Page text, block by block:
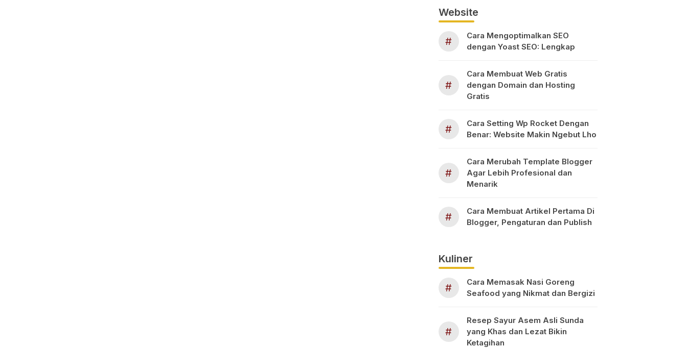
Website
#
Cara Mengoptimalkan SEO
dengan Yoast SEO: Lengkap
#
Cara Membuat Web Gratis
dengan Domain dan Hosting
Gratis
#
Cara Setting Wp Rocket Dengan
Benar: Website Makin Ngebut Lho
#
Cara Merubah Template Blogger
Agar Lebih Profesional dan
Menarik
#
Cara Membuat Artikel Pertama Di
Blogger, Pengaturan dan Publish
Kuliner
#
Cara Memasak Nasi Goreng
Seafood yang Nikmat dan Bergizi
#
Resep Sayur Asem Asli Sunda
yang Khas dan Lezat Bikin
Ketagihan